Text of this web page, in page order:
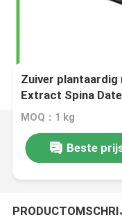
Zuiver plantaardig
Extract Spina
MOQ：1 kg
Beste